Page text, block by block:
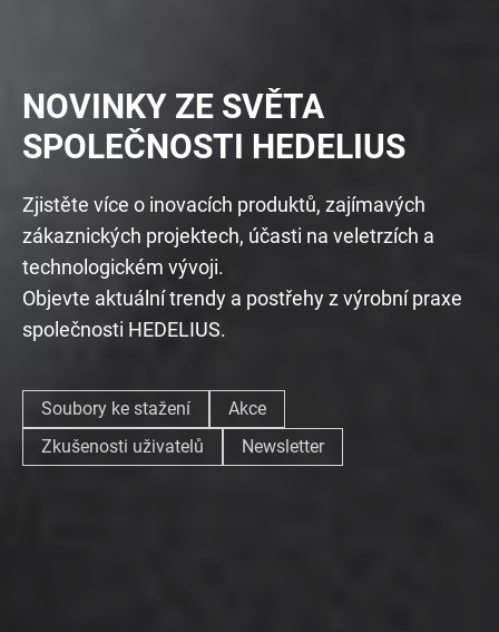
NOVINKY ZE SVĚTA
SPOLEČNOSTI HEDELIUS
Zjistěte více o inovacích produktů, zajímavých
zákaznických projektech, účasti na veletrzích a
technologickém vývoji.
Objevte aktuální trendy a postřehy z výrobní praxe
společnosti HEDELIUS.
Soubory ke stažení
Akce
Zkušenosti uživatelů
Newsletter